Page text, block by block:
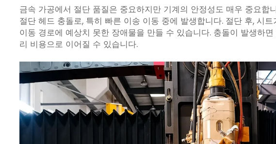
금속 가공에서 절단 품질은 중요하지만 기계의 안정성도 매우 중요합
절단 헤드 충돌로, 특히 빠른 이송 이동 중에 발생합니다. 절단 후, 시
이동 경로에 예상치 못한 장애물을 만들 수 있습니다. 충돌이 발생하
리 비용으로 이어질 수 있습니다.